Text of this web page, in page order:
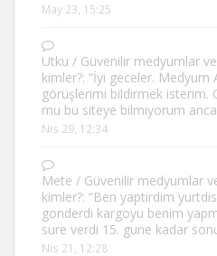
May 23, 15:25
Utku / Güvenilir medyumlar
kimler?: “İyi geceler. Medyum
görüşlerimi bildirmek isterim.
mu bu siteye bilmiyorum
Nis 29, 12:34
Mete / Güvenilir medyumlar
kimler?: “Ben yaptirdim
gonderdi kargoyu benim
sure verdi 15. gune kadar
Nis 21, 12:28